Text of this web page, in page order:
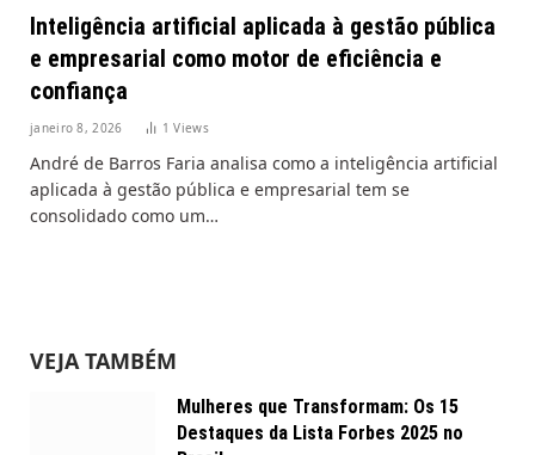
Inteligência artificial aplicada à gestão pública
e empresarial como motor de eficiência e
confiança
janeiro 8, 2026 1Views
André de Barros Faria analisa como a inteligência artificial
aplicada à gestão pública e empresarial tem se
consolidado como um…
VEJA TAMBÉM
Mulheres que Transformam: Os 15
Destaques da Lista Forbes 2025 no